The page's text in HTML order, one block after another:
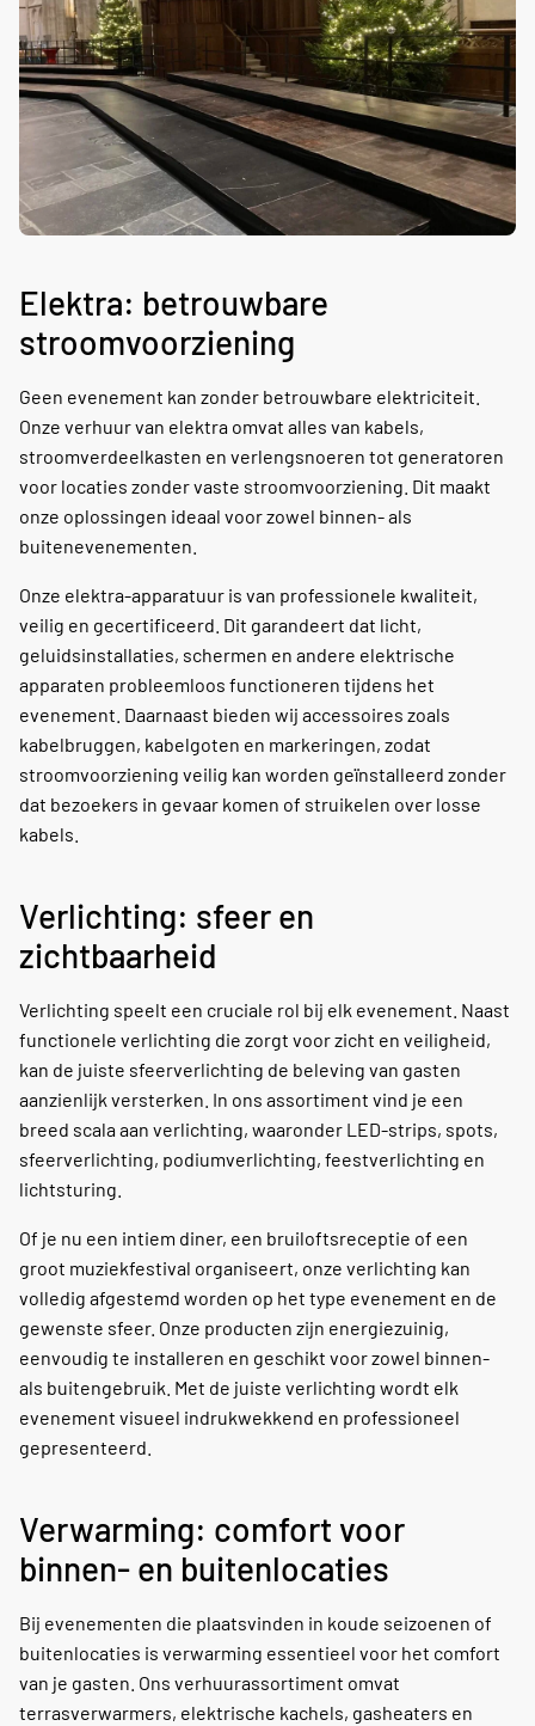
Elektra: betrouwbare
stroomvoorziening
Geen evenement kan zonder betrouwbare elektriciteit.
Onze verhuur van elektra omvat alles van kabels,
stroomverdeelkasten en verlengsnoeren tot generatoren
voor locaties zonder vaste stroomvoorziening. Dit maakt
onze oplossingen ideaal voor zowel binnen- als
buitenevenementen.
Onze elektra-apparatuur is van professionele kwaliteit,
veilig en gecertificeerd. Dit garandeert dat licht,
geluidsinstallaties, schermen en andere elektrische
apparaten probleemloos functioneren tijdens het
evenement. Daarnaast bieden wij accessoires zoals
kabelbruggen, kabelgoten en markeringen, zodat
stroomvoorziening veilig kan worden geïnstalleerd zonder
dat bezoekers in gevaar komen of struikelen over losse
kabels.
Verlichting: sfeer en
zichtbaarheid
Verlichting speelt een cruciale rol bij elk evenement. Naast
functionele verlichting die zorgt voor zicht en veiligheid,
kan de juiste sfeerverlichting de beleving van gasten
aanzienlijk versterken. In ons assortiment vind je een
breed scala aan verlichting, waaronder LED-strips, spots,
sfeerverlichting, podiumverlichting, feestverlichting en
lichtsturing.
Of je nu een intiem diner, een bruiloftsreceptie of een
groot muziekfestival organiseert, onze verlichting kan
volledig afgestemd worden op het type evenement en de
gewenste sfeer. Onze producten zijn energiezuinig,
eenvoudig te installeren en geschikt voor zowel binnen-
als buitengebruik. Met de juiste verlichting wordt elk
evenement visueel indrukwekkend en professioneel
gepresenteerd.
Verwarming: comfort voor
binnen- en buitenlocaties
Bij evenementen die plaatsvinden in koude seizoenen of
buitenlocaties is verwarming essentieel voor het comfort
van je gasten. Ons verhuurassortiment omvat
terrasverwarmers, elektrische kachels, gasheaters en